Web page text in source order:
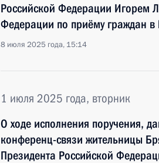
Российской Федерации Игорем
Федерации по приёму граждан
8 июля 2025 года, 15:14
1 июля 2025 года, вторник
О ходе исполнения поручения,
конференц-связи жительницы
Президента Российской